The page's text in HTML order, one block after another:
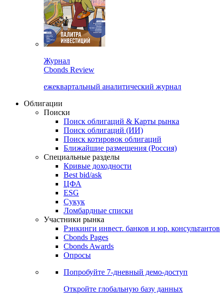
Журнал
Cbonds Review
ежеквартальный аналитический журнал
Облигации
Поиски
Поиск облигаций & Карты рынка
Поиск облигаций (ИИ)
Поиск котировок облигаций
Ближайшие размещения (Россия)
Специальные разделы
Кривые доходности
Best bid/ask
ЦФА
ESG
Сукук
Ломбардные списки
Участники рынка
Рэнкинги инвест. банков и юр. консультантов
Cbonds Pages
Cbonds Awards
Опросы
Попробуйте 7-дневный демо-доступ
Откройте глобальную базу данных